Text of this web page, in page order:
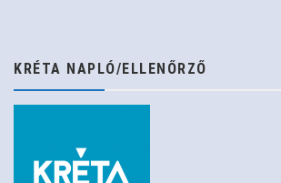
KRÉTA NAPLÓ/ELLENŐRZŐ